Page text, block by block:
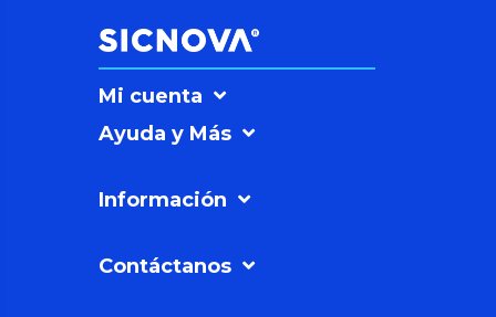
Mi cuenta
Ayuda y Más
Información
Contáctanos